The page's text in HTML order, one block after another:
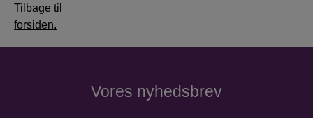
Tilbage til
forsiden.
Vores nyhedsbrev